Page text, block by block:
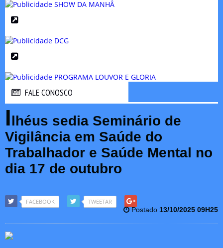
FALE CONOSCO
Ilhéus sedia Seminário de
Vigilância em Saúde do
Trabalhador e Saúde Mental no
dia 17 de outubro
FACEBOOK TWEETAR
Postado 13/10/2025 09H25